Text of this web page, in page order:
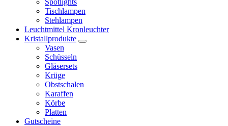
Tischlampen
Stehlampen
Leuchtmittel Kronleuchter
Kristallprodukte
Vasen
Schüsseln
Gläsersets
Krüge
Obstschalen
Karaffen
Körbe
Platten
Gutscheine